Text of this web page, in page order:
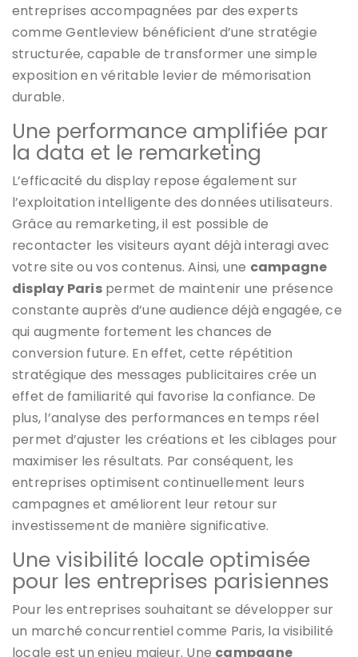
entreprises accompagnées par des experts
comme Gentleview bénéficient d’une stratégie
structurée, capable de transformer une simple
exposition en véritable levier de mémorisation
durable.
Une performance amplifiée par
la data et le remarketing
L’efficacité du display repose également sur
l’exploitation intelligente des données utilisateurs.
Grâce au remarketing, il est possible de
recontacter les visiteurs ayant déjà interagi avec
votre site ou vos contenus. Ainsi, une campagne
display Parispermet de maintenir une présence
constante auprès d’une audience déjà engagée, ce
qui augmente fortement les chances de
conversion future. En effet, cette répétition
stratégique des messages publicitaires crée un
effet de familiarité qui favorise la confiance. De
plus, l’analyse des performances en temps réel
permet d’ajuster les créations et les ciblages pour
maximiser les résultats. Par conséquent, les
entreprises optimisent continuellement leurs
campagnes et améliorent leur retour sur
investissement de manière significative.
Une visibilité locale optimisée
pour les entreprises parisiennes
Pour les entreprises souhaitant se développer sur
un marché concurrentiel comme Paris, la visibilité
locale est un enjeu majeur. Une campagne